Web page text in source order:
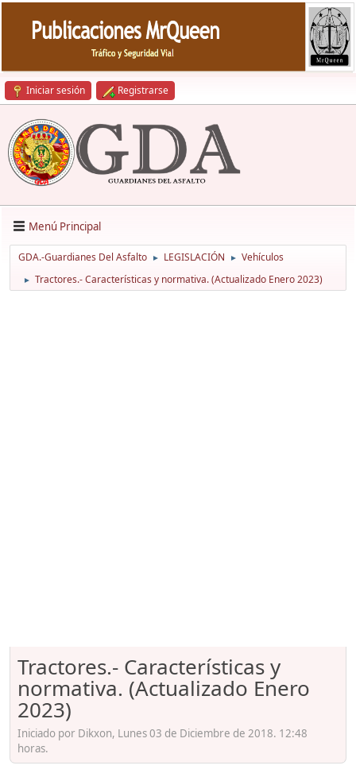
Iniciar sesión Registrarse
Menú Principal
GDA.-Guardianes Del Asfalto ► LEGISLACIÓN ► Vehículos
► Tractores.- Características y normativa. (Actualizado Enero 2023)
Tractores.- Características y
normativa. (Actualizado Enero
2023)
Iniciado por Dikxon, Lunes 03 de Diciembre de 2018. 12:48
horas.